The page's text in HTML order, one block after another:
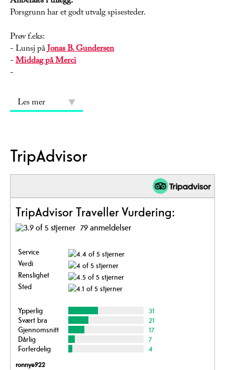
Porsgrunn har et godt utvalg spisesteder.
Prøv f.eks:
- Lunsj påJonas B. Gundersen
-Middag på Merci
-
Les mer
TripAdvisor
TripAdvisor Traveller Vurdering:
79 anmeldelser
Service
Verdi
Renslighet
Sted
Ypperlig
31
Svært bra
21
Gjennomsnitt
17
Dårlig
7
Forferdelig
4
ronnye922